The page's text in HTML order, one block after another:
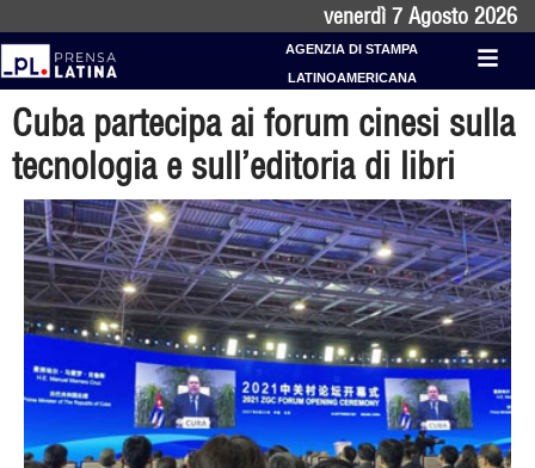
venerdì 7 Agosto 2026
AGENZIA DI STAMPA
LATINOAMERICANA
Cuba partecipa ai forum cinesi sulla
tecnologia e sull’editoria di libri